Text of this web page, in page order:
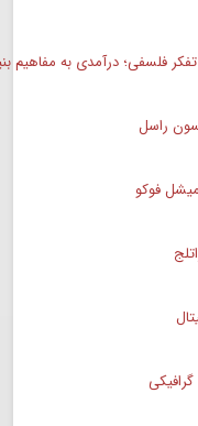
فلسفی؛ درآمدی به مفاهیم
راسل
فوکو